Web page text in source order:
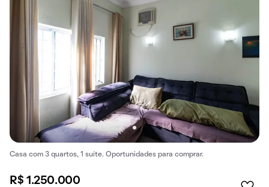
Casa com 3 quartos, 1 suíte. Oportunidades para comprar.
R$ 1.250.000